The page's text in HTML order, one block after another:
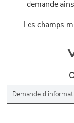
demande
Les champs